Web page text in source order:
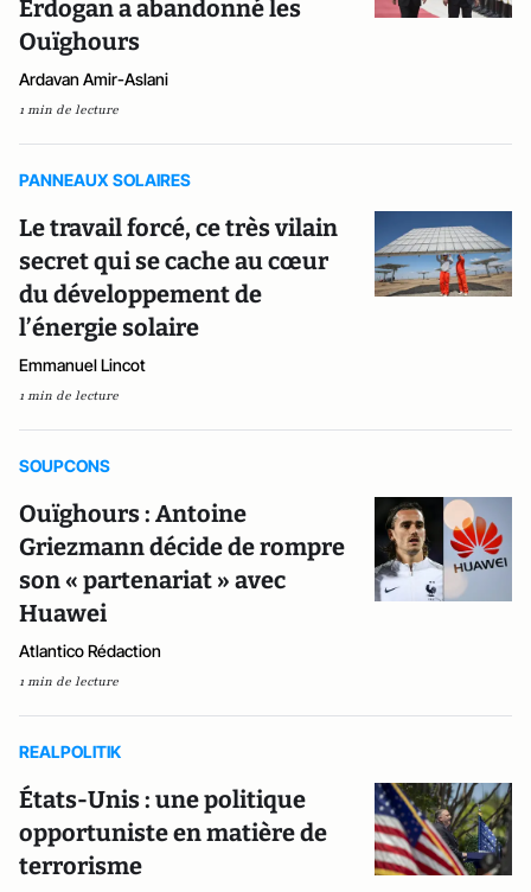
Erdogan a abandonné les
Ouïghours
Ardavan Amir-Aslani
1 min de lecture
PANNEAUX SOLAIRES
Le travail forcé, ce très vilain
secret qui se cache au cœur
du développement de
l’énergie solaire
Emmanuel Lincot
1 min de lecture
SOUPCONS
Ouïghours : Antoine
Griezmann décide de rompre
son « partenariat » avec
Huawei
Atlantico Rédaction
1 min de lecture
REALPOLITIK
États-Unis : une politique
opportuniste en matière de
terrorisme